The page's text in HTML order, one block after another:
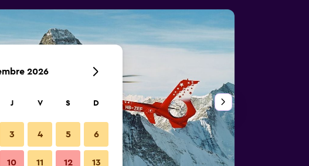
2026
J V S D
3 4 5 6
10 11 12 13